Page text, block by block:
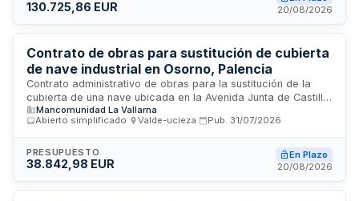
interés patrimonial. El procedimiento es abierto simplificado,
contratistas especializadas en trabajos de cubierta.
130.725,86 EUR
20/08/2026
Contrato de obras para sustitución de cubierta
de nave industrial en Osorno, Palencia
Contrato administrativo de obras para la sustitución de la
cubierta de una nave ubicada en la Avenida Junta de Castilla
y León 17 en Osorno, Palencia. La intervención es
imprescindible para restablecer la integridad constructiva
mantenimiento del patrimonio de la Mancomunidad. El
procedimiento de selección es abierto simplificado con
modificación de plazos.
Mancomunidad La Vallarna
Abierto simplificado
Valde-ucieza Pub. 31/07/2026
PRESUPUESTO
38.842,98 EUR
En Plazo
20/08/2026